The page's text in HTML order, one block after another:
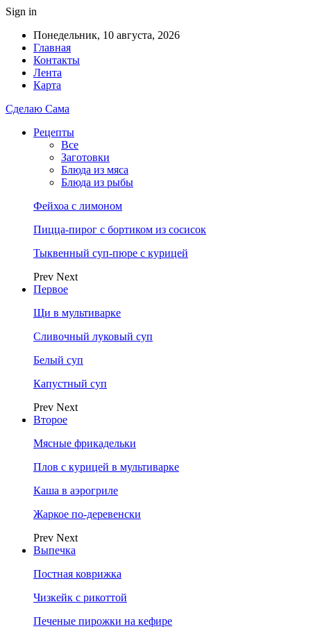
Sign in
Понедельник, 10 августа, 2026
Главная
Контакты
Лента
Карта
Сделаю Сама
Рецепты
Все
Заготовки
Блюда из мяса
Блюда из рыбы
Фейхоа с лимоном
Пицца-пирог с бортиком из сосисок
Тыквенный суп-пюре с курицей
Prev Next
Первое
Щи в мультиварке
Сливочный луковый суп
Белый суп
Капустный суп
Prev Next
Второе
Мясные фрикадельки
Плов с курицей в мультиварке
Каша в аэрогриле
Жаркое по-деревенски
Prev Next
Выпечка
Постная коврижка
Чизкейк с рикоттой
Печеные пирожки на кефире